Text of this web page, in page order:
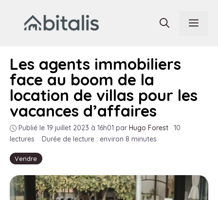
contenu
Vendre
Les agents immobiliers
face au boom de la
location de villas pour les
vacances d’affaires
Publié le 19 juillet 2023 à 16h01 par Hugo Forest · 10
lectures · Durée de lecture : environ 8 minutes